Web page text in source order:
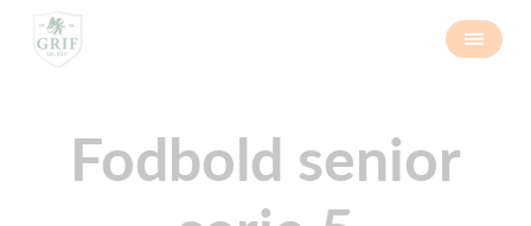
Fodbold senior